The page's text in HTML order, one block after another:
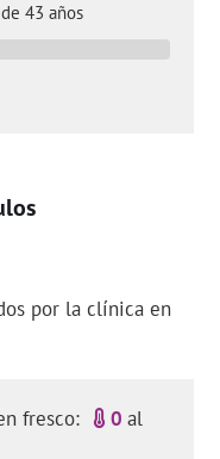
43 años
por la clínica en
fresco: 0al